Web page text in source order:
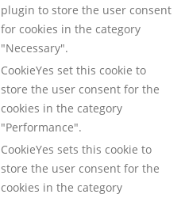
plugin to store the user consent
for cookies in the category
"Necessary".
CookieYes set this cookie to
store the user consent for the
cookies in the category
"Performance".
CookieYes sets this cookie to
store the user consent for the
cookies in the category